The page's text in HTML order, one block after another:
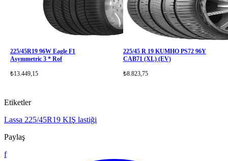
225/45R19 96W Eagle F1
Asymmetric 3 * Rof
₺13.449,15
225/45 R 19 KUMHO PS72 96Y
CAB71 (XL) (EV)
₺8.823,75
Etiketler
Lassa 225/45R19 KIŞ lastiği
Paylaş
f